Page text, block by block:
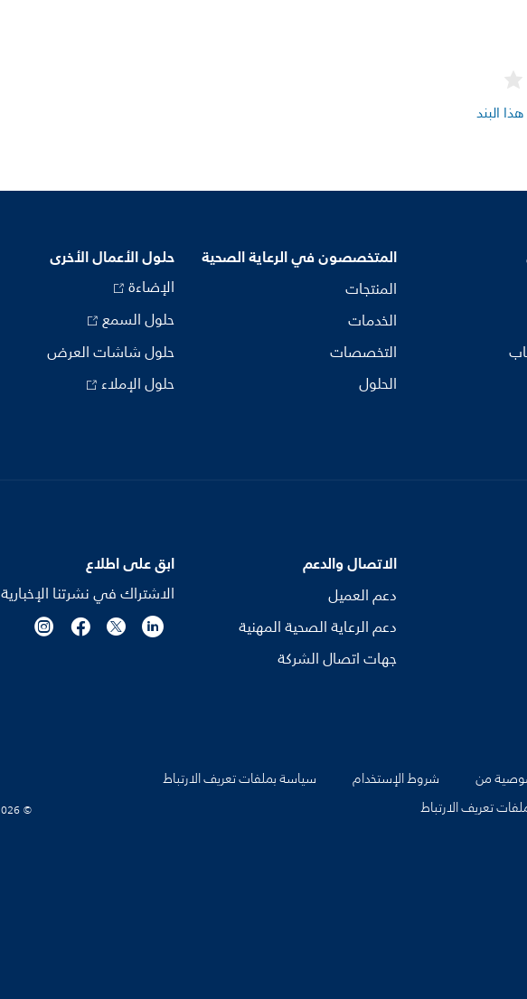
البند
المتخصصون في الرعاية الصحية
المنتجات
الخدمات
التخصصات
الحلول
حلول الأعمال الأخرى
الإضاءة
حلول السمع
حلول شاشات العرض
حلول الإملاء
الاتصال والدعم
دعم العميل
دعم الرعاية الصحية المهنية
جهات اتصال الشركة
ابق على اطلاع
الاشتراك في نشرتنا الإخبارية
من شروط الإستخدام
سياسة بملفات تعريف الارتباط
تعريف الارتباط
© Koninklijke Philips N.V., 2004 - 2026. كل الحقوق محفوظة.